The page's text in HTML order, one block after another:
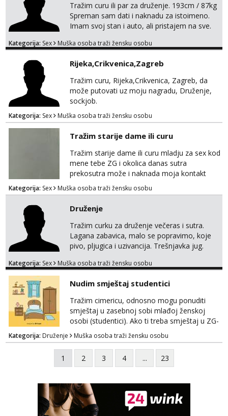
Tražim curu ili par za druženje. 193cm / 87kg
Spreman sam dati i naknadu za istoimeno.
Imam svoj stan i auto, ali pristajem na sve.
brojeve. Molim Vas bez ponuda istog spola.
Kategorija: Sex Muška osoba traži žensku osobu
Rijeka,Crikvenica,Zagreb
Tražim curu, Rijeka,Crikvenica, Zagreb, da
može putovati uz moju nagradu, Druženje,
sockjob.
Kategorija: Sex Muška osoba traži žensku osobu
Tražim starije dame ili curu
Tražim starije dame ili curu mladju za sex kod
mene tebe ZG i okolica danas sutra
prekosutra može i naknada moja kontakt
WhatsApp SMS poziv prednosti imaju starije
091 2504 794
Kategorija: Sex Muška osoba traži žensku osobu
Druženje
Tražim curku za druženje večeras i sutra.
Lagana zabavica, malo se popravimo, koje
pivo, pljugica i uzivancija. Trešnjavka jug.
thing of the past We're jammin' And I hope
Kategorija: Sex Muška osoba traži žensku osobu
Nudim smještaj studentici
Tražim cimericu, odnosno mogu ponuditi
smještaj u zasebnoj sobi mlađoj ženskoj
osobi (studentici). Ako ti treba smještaj u ZG-
u, a ne želiš plaćati sobu i tako malo uštedjeti,
javi se na mail.
Kategorija: Druženje Muška osoba traži žensku osobu
1 2 3 4 ... 23